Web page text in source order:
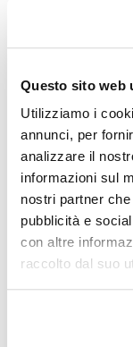
Questo sito web
Utilizziamo i
annunci, per
analizzare il
informazioni sul
nostri partner
pubblicità e
con altre
raccolto dal suo
Reports
Management
Analyst’s
Coverage
Company
Profile